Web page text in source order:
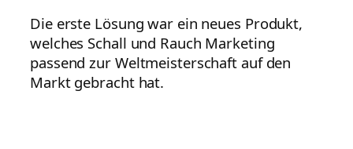
Die erste Lösung war ein neues Produkt,
welches Schall und Rauch Marketing
passend zur Weltmeisterschaft auf den
Markt gebracht hat.